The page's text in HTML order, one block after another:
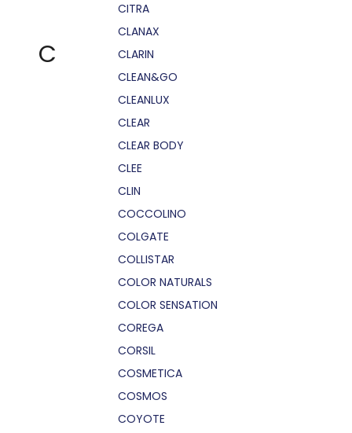
C
CITRA
CLANAX
CLARIN
CLEAN&GO
CLEANLUX
CLEAR
CLEAR BODY
CLEE
CLIN
COCCOLINO
COLGATE
COLLISTAR
COLOR NATURALS
COLOR SENSATION
COREGA
CORSIL
COSMETICA
COSMOS
COYOTE